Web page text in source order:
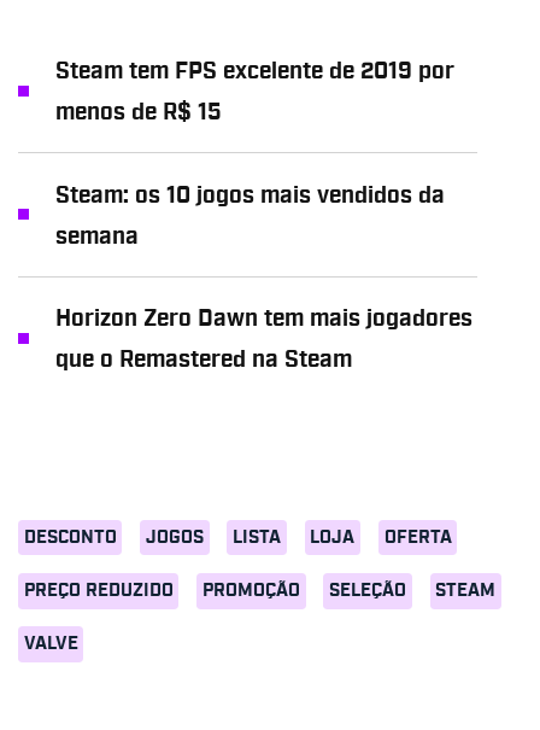
DESCONTO JOGOS LISTA LOJA OFERTA
PREÇO REDUZIDO PROMOÇÃO SELEÇÃO STEAM
VALVE
Steam tem FPS excelente de 2019 por
menos de R$ 15
Steam: os 10 jogos mais vendidos da
semana
Horizon Zero Dawn tem mais jogadores
que o Remastered na Steam